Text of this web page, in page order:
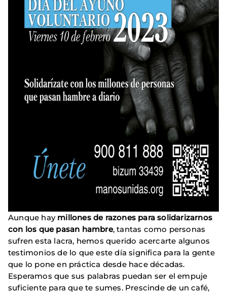
Aunque hay millones de razones para solidarizarnos
con los que pasan hambre, tantas como personas
sufren esta lacra, hemos querido acercarte algunos
testimonios de lo que este día significa para la gente
que lo pone en práctica desde hace décadas.
Esperamos que sus palabras puedan ser el empuje
suficiente para que te sumes. Prescinde de un café,